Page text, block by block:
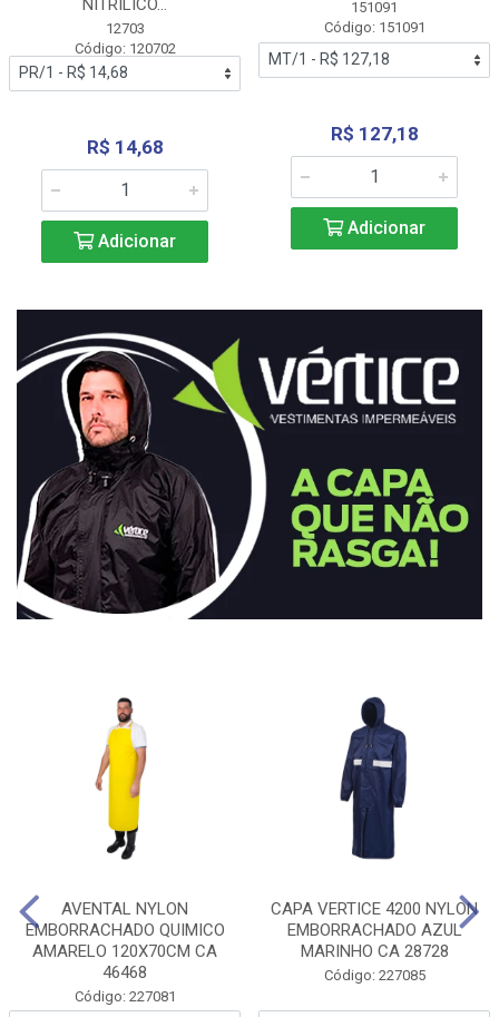
NITRÍLICO...
12703
Código: 120702
R$ 14,68
Adicionar
151091
Código: 151091
R$ 127,18
Adicionar
AVENTAL NYLON
EMBORRACHADO QUIMICO
AMARELO 120X70CM CA
46468
Código: 227081
CAPA VERTICE 4200 NYLON
EMBORRACHADO AZUL
MARINHO CA 28728
Código: 227085